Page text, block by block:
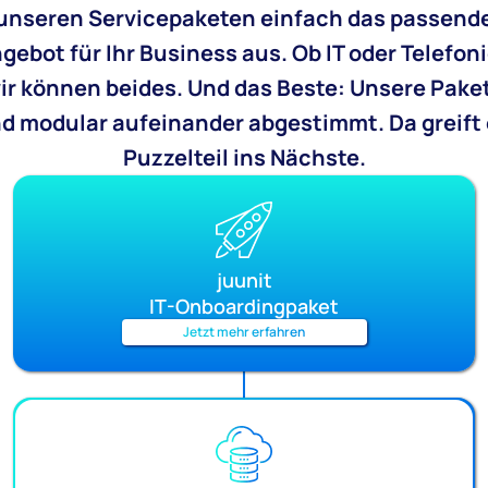
Servicepaketen einfach das
für Ihr Business aus. Ob IT oder
können beides. Und das Beste: Unsere
modular aufeinander abgestimmt. Da greift
Puzzelteil ins Nächste.
juunit
IT-Onboardingpaket
Jetzt mehr erfahren